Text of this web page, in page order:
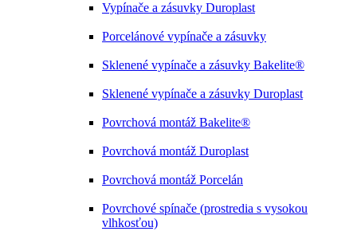
Vypínače a zásuvky Duroplast
Porcelánové vypínače a zásuvky
Sklenené vypínače a zásuvky Bakelite®
Sklenené vypínače a zásuvky Duroplast
Povrchová montáž Bakelite®
Povrchová montáž Duroplast
Povrchová montáž Porcelán
Povrchové spínače (prostredia s vysokou
vlhkosťou)